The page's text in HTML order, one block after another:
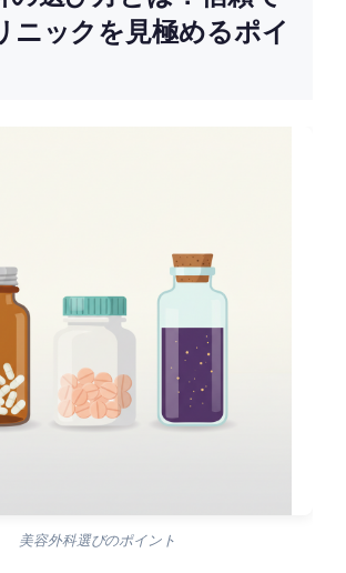
ニックを見極めるポイ
美容外科選びのポイント